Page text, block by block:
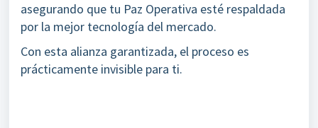
asegurando que tu Paz Operativa esté respaldada
por la mejor tecnología del mercado.
Con esta alianza garantizada, el proceso es
prácticamente invisible para ti.